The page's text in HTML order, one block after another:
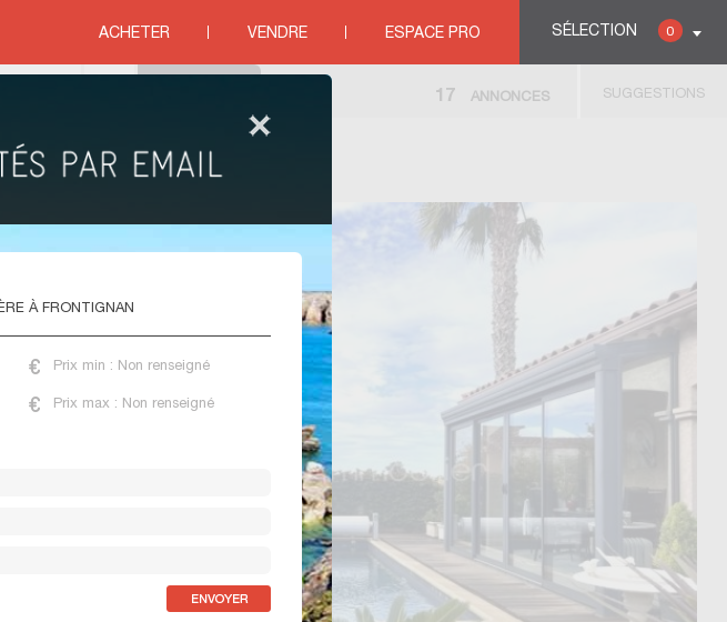
SÉLECTION 0
ACHETER VENDRE ESPACE PRO
FRONTIGNAN
SUGGESTIONS
17 ANNONCES
À FRONTIGNAN
Prix min : Non renseigné
Prix max : Non renseigné